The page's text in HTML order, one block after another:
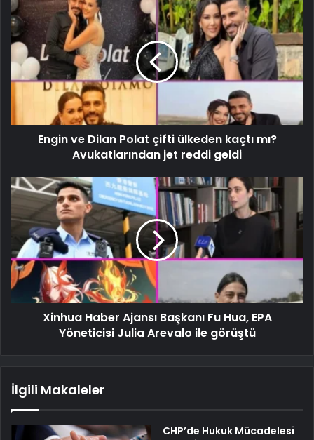
Engin ve Dilan Polat çifti ülkeden kaçtı mı?
Avukatlarından jet reddi geldi
Xinhua Haber Ajansı Başkanı Fu Hua, EPA
Yöneticisi Julia Arevalo ile görüştü
İlgili Makaleler
CHP’de Hukuk Mücadelesi